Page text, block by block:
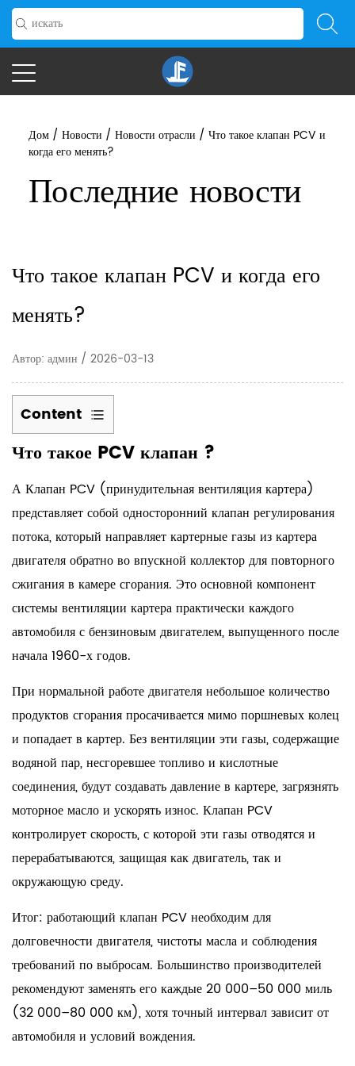
Дом/ Новости / Новости отрасли / Что такое клапан PCV и
когда его менять?
Последние новости
Что такое клапан PCV и когда его
менять?
Автор: админ / 2026-03-13
Content
1
Что
такое
PCV
клапан
?
2
Как
PCV
клапан
Работает
вашего
двигателя
3
Признаки
того,
что
клапан
PCV
нуждается
в
замене
3.1
Симптомы
заклинивания
открытого
клапана
PCV
Что такое PCV клапан ?
АКлапан PCV (принудительная вентиляция картера)
представляет собой односторонний клапан регулирования
потока, который направляет картерные газы из картера
двигателя обратно во впускной коллектор для повторного
сжигания в камере сгорания. Это основной компонент
системы вентиляции картера практически каждого
автомобиля с бензиновым двигателем, выпущенного после
начала 1960-х годов.
При нормальной работе двигателя небольшое количество
продуктов сгорания просачивается мимо поршневых колец
и попадает в картер. Без вентиляции эти газы, содержащие
водяной пар, несгоревшее топливо и кислотные
соединения, будут создавать давление в картере, загрязнять
моторное масло и ускорять износ. Клапан PCV
контролирует скорость, с которой эти газы отводятся и
перерабатываются, защищая как двигатель, так и
окружающую среду.
Итог: работающий клапан PCV необходим для
долговечности двигателя, чистоты масла и соблюдения
требований по выбросам. Большинство производителей
рекомендуют заменять его каждые 20 000–50 000 миль
(32 000–80 000 км), хотя точный интервал зависит от
автомобиля и условий вождения.